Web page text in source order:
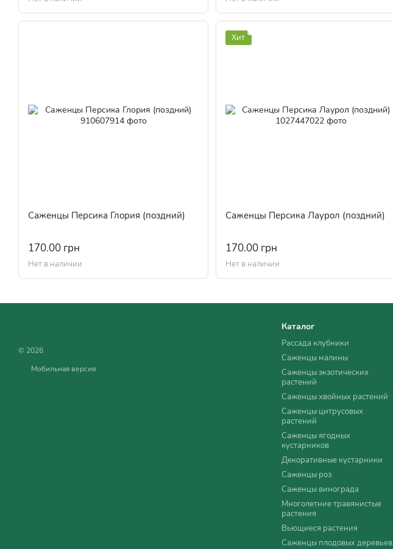
Саженцы Персика Глория (поздний)
170.00 грн
Нет в наличии
Хит
Саженцы Персика Лаурол (поздний)
170.00 грн
Нет в наличии
© 2026
Мобильная версия
Каталог
Рассада клубники
Саженцы малины
Саженцы экзотических
растений
Саженцы хвойных растений
Саженцы цитрусовых
растений
Саженцы ягодных
кустарников
Декоративные кустарники
Саженцы роз
Саженцы винограда
Многолетние травянистые
растения
Вьющиеся растения
Саженцы плодовых деревьев